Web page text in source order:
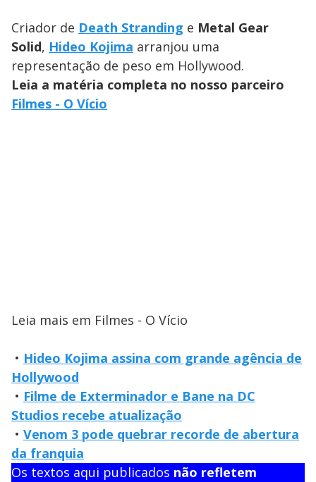
Criador de Death Stranding e Metal Gear
Solid, Hideo Kojima arranjou uma
representação de peso em Hollywood.
Leia a matéria completa no nosso parceiro
Filmes - O Vício
Leia mais em Filmes - O Vício
• Hideo Kojima assina com grande agência de
Hollywood
• Filme de Exterminador e Bane na DC
Studios recebe atualização
• Venom 3 pode quebrar recorde de abertura
da franquia
Os textos aqui publicados não refletem